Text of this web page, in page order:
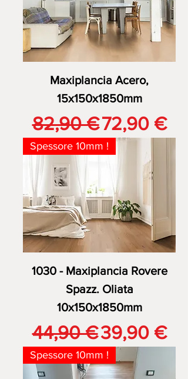
Maxiplancia Acero,
15x150x1850mm
Prezzo regolare
82,90 €Prezzo
72,90 €
Spessore 10mm !
1030 - Maxiplancia Rovere
Spazz. Oliata
10x150x1850mm
Prezzo regolare
44,90 €Prezzo
39,90 €
Spessore 10mm !